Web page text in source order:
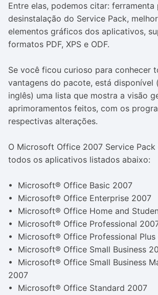
Entre elas, podemos citar: ferramenta
desinstalação do Service Pack,
elementos gráficos dos aplicativos,
formatos PDF, XPS e ODF.
Se você ficou curioso para conhecer
vantagens do pacote, está disponível
inglês) uma lista que mostra a visão
aprimoramentos feitos, com os
respectivas alterações.
O Microsoft Office 2007 Service
todos os aplicativos listados abaixo:
• Microsoft® Office Basic 2007
• Microsoft® Office Enterprise 2007
• Microsoft® Office Home and
• Microsoft® Office Professional
• Microsoft® Office Professional Plus
• Microsoft® Office Small Business
• Microsoft® Office Small Business
2007
• Microsoft® Office Standard 2007